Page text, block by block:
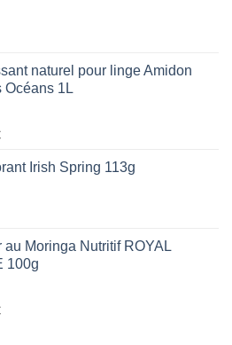
naturel pour linge Amidon
Océans 1L
Le
actuelIrish Spring 113g
Moringa Nutritif ROYAL
100g
Le